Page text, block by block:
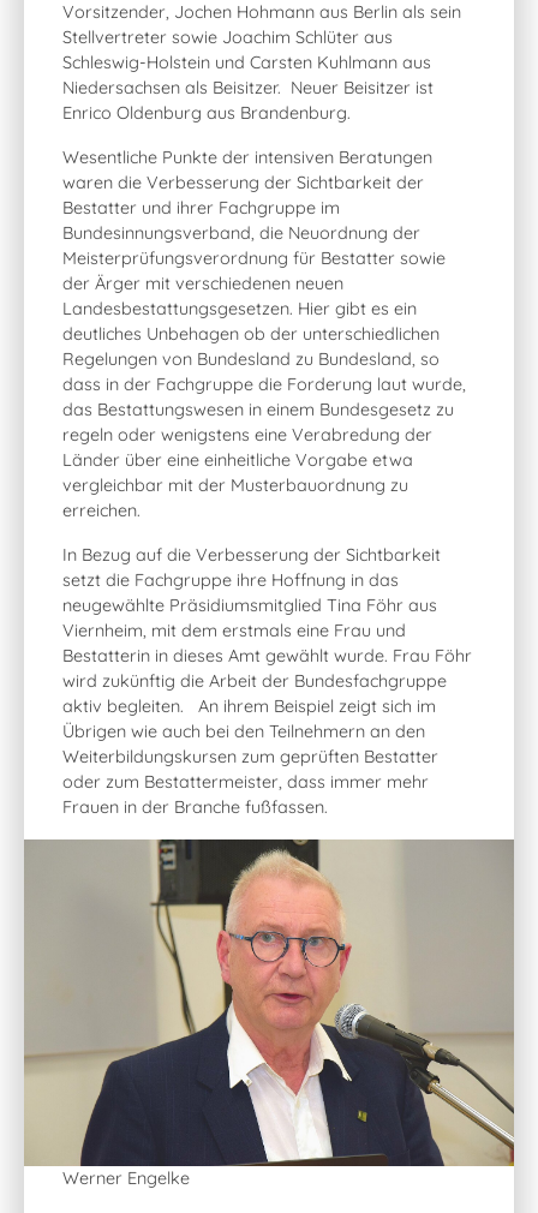
Vorsitzender, Jochen Hohmann aus Berlin als sein
Stellvertreter sowie Joachim Schlüter aus
Schleswig-Holstein und Carsten Kuhlmann aus
Niedersachsen als Beisitzer. Neuer Beisitzer ist
Enrico Oldenburg aus Brandenburg.
Wesentliche Punkte der intensiven Beratungen
waren die Verbesserung der Sichtbarkeit der
Bestatter und ihrer Fachgruppe im
Bundesinnungsverband, die Neuordnung der
Meisterprüfungsverordnung für Bestatter sowie
der Ärger mit verschiedenen neuen
Landesbestattungsgesetzen. Hier gibt es ein
deutliches Unbehagen ob der unterschiedlichen
Regelungen von Bundesland zu Bundesland, so
dass in der Fachgruppe die Forderung laut wurde,
das Bestattungswesen in einem Bundesgesetz zu
regeln oder wenigstens eine Verabredung der
Länder über eine einheitliche Vorgabe etwa
vergleichbar mit der Musterbauordnung zu
erreichen.
In Bezug auf die Verbesserung der Sichtbarkeit
setzt die Fachgruppe ihre Hoffnung in das
neugewählte Präsidiumsmitglied Tina Föhr aus
Viernheim, mit dem erstmals eine Frau und
Bestatterin in dieses Amt gewählt wurde. Frau Föhr
wird zukünftig die Arbeit der Bundesfachgruppe
aktiv begleiten. An ihrem Beispiel zeigt sich im
Übrigen wie auch bei den Teilnehmern an den
Weiterbildungskursen zum geprüften Bestatter
oder zum Bestattermeister, dass immer mehr
Frauen in der Branche fußfassen.
Werner Engelke